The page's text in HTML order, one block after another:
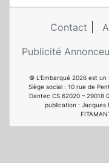
Contact
Publicité
© L'Embarqué 2026 est un
Siège social : 10 rue de
Dantec CS 62020 – 29018
publication : Jacques